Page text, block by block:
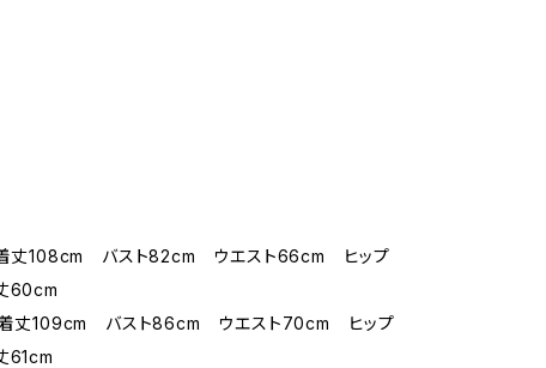
着丈108cm バスト82cm ウエスト66cm ヒップ
60cm
着丈109cm バスト86cm ウエスト70cm ヒップ